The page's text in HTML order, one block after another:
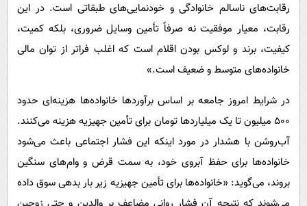
رقابت‌های ناسالم خانوادگی و خودنمایی‌های طبقاتی است. در این
رقابت، معیار موفقیت نه صرفاً تأمین وسایل ضروری، بلکه کمیت،
کیفیت، برند و لوکس بودن اقلام است که اغلب فراتر از توان مالی
خانواده‌های متوسط و ضعیف است.»
در شرایط امروز جامعه بر اساس برآوردها خانواده‌ها هزینه‌ای حدود
۵۰۰ میلیون تا یک میلیاردها تومان برای تأمین جهیزیه هزینه می‌کنند.
آب‌روشن با هشدار در مورد اینکه این فشار اجتماعی باعث می‌شود
خانواده‌ها برای حفظ آبروی خود، به سمت قرض و وام‌های سنگین
بروند، می‌گوید: «خانواده‌ها برای تأمین جهیزیه زیر بار بدهی سوق داده